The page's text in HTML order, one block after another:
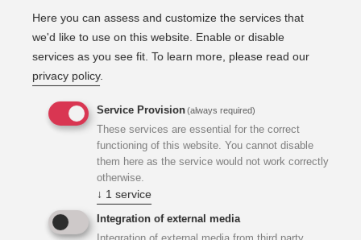
Qualitätssicherungüber den gesamten
Prozess
fachgerecht und termingetreu realisiert werden kann.
Technische Eckdaten und Wirkungen
Die PV-Anlage wird eine Leistung von
ca. 670 kWp (Kilowatt-Peak)
aufweisen.
Here you can assess and customize the services that
we'd like to use on this website. Enable or disable
services as you see fit. To learn more, please read our
privacy policy.
Service Provision(always required)
These services are essential for the correct
functioning of this website. You cannot disable
them here as the service would not work correctly
otherwise.
↓ 1 service
Integration of external media